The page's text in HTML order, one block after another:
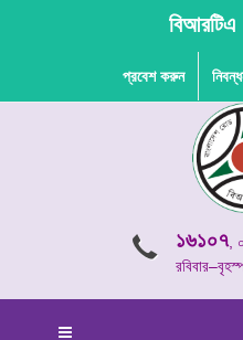
বিআরটিএ
প্রবেশ করুন
১৬১০৭,